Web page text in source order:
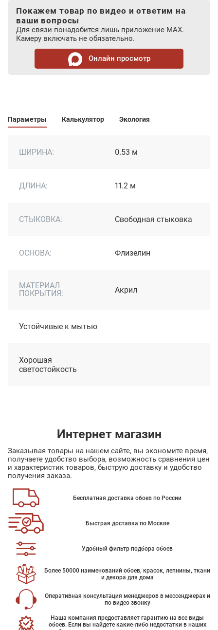
Покажем товар по видео и ответим на
ваши вопросы
Для связи понадобится лишь приложение MAX.
Камеру включать не обязательно.
Онлайн просмотр
Параметры Калькулятор Экология
ШИРИНА: 0.53 м
ДЛИНА: 11.2 м
СТЫКОВКА: Свободная стыковка
ОСНОВА: Флизелин
МАТЕРИАЛ
ПОКРЫТИЯ:
Акрил
Устойчивые к мытью
Хорошая
светостойкость
Интернет магазин
Заказывая товары на нашем сайте, вы экономите время,
получаете удобство выбора, возможность сравнения цен
и характеристик товаров, быструю доставку и удобство
получения заказа.
Бесплатная доставка обоев по России
Быстрая доставка по Москве
Удобный фильтр подбора обоев
Более 50000 наименований обоев, красок, лепнины, ткани
и декора для дома
Оперативная консультация менеджеров в мессенджерах и
по видео звонку
Наша компания предоставляет гарантию на все виды
обоев. Если вы найдете какие-либо недостатки в наших